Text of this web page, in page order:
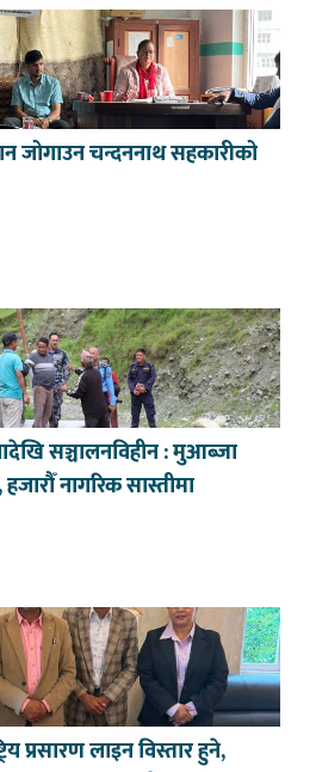
जोगाउन चन्दननाथ सहकारीको
सञ्चालनविहीन : मुआब्जा
नागरिक सास्तीमा
प्रसारण लाइन विस्तार हुने,